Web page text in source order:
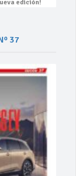
edición!
37